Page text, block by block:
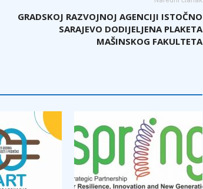
GRADSKOJ RAZVOJNOJ AGENCIJI ISTOČNO
SARAJEVO DODIJELJENA PLAKETA
MAŠINSKOG FAKULTETA